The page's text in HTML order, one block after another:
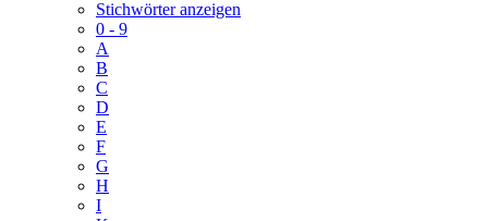
Stichwörter anzeigen
0 - 9
A
B
C
D
E
F
G
H
I